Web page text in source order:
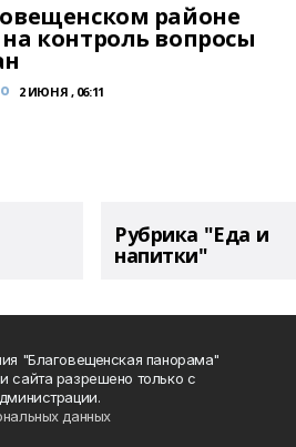
районе
контроль вопросы
2 ИЮНЯ , 06:11
Рубрика "Еда и
напитки"
"Благовещенская панорама"
сайта разрешено только с
данных